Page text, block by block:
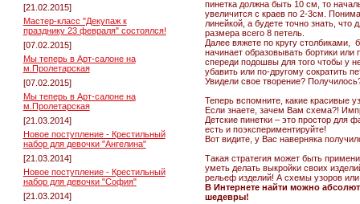
[21.02.2015]
Мастер-класс "Декупаж к
празднику 23 февраля" состоялся!
[07.02.2015]
Мы теперь в Арт-салоне на
м.Пролетарская
[07.02.2015]
Мы теперь в Арт-салоне на
м.Пролетарская
[21.03.2014]
Новое поступление - Крестильный
набор для девочки "Ангелина"
[21.03.2014]
Новое поступление - Крестильный
набор для девочки "София"
[21.03.2014]
пинетка должна быть 10 см, то
увеличится с краев по 2-3см.
линейкой, а будете точно знать, что
размера всего 8 петель.
Далее вяжете по кругу столбиками,
начинает образовывать бортики
спереди подошвы для того чтобы у
убавить или по-другому сократить
Увидели свое творение?
Теперь вспомните, какие красивые
Если знаете, зачем Вам схема?!
Детские пинетки – это простор для
есть и поэкспериментируйте!
Вот видите, у Вас наверняка
Такая стратегия может быть
уметь делать выкройки своих
рельеф изделий! А схемы узоров или
В Интернете найти можно
шедевры!